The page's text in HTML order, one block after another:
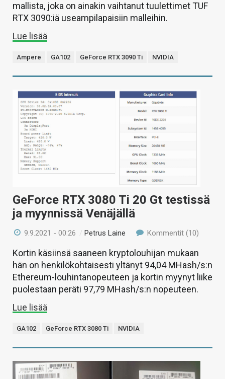
mallista, joka on ainakin vaihtanut tuulettimet TUF
RTX 3090:iä useampilapaisiin malleihin.
Lue lisää
Ampere GA102 GeForce RTX 3090 Ti NVIDIA
GeForce RTX 3080 Ti 20 Gt testissä
ja myynnissä Venäjällä
9.9.2021 - 00:26 /Petrus Laine Kommentit (10)
Kortin käsiinsä saaneen kryptolouhijan mukaan
hän on henkilökohtaisesti yltänyt 94,04 MHash/s:n
Ethereum-louhintanopeuteen ja kortin myynyt liike
puolestaan peräti 97,79 MHash/s:n nopeuteen.
Lue lisää
GA102 GeForce RTX 3080 Ti NVIDIA